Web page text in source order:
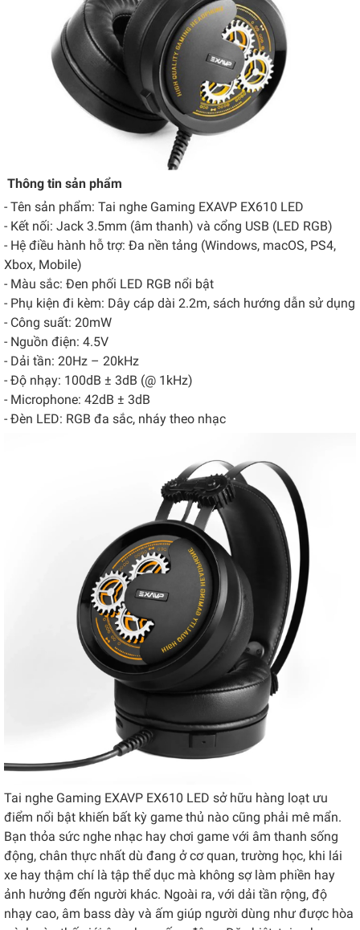
Thông tin sản phẩm
- Tên sản phẩm: Tai nghe Gaming EXAVP EX610 LED
- Kết nối: Jack 3.5mm (âm thanh) và cổng USB (LED RGB)
- Hệ điều hành hỗ trợ: Đa nền tảng (Windows, macOS, PS4,
Xbox, Mobile)
- Màu sắc: Đen phối LED RGB nổi bật
- Phụ kiện đi kèm: Dây cáp dài 2.2m, sách hướng dẫn sử dụng
- Công suất: 20mW
- Nguồn điện: 4.5V
- Dải tần: 20Hz – 20kHz
- Độ nhạy: 100dB ± 3dB (@ 1kHz)
- Microphone: 42dB ± 3dB
- Đèn LED: RGB đa sắc, nháy theo nhạc
Tai nghe Gaming EXAVP EX610 LED sở hữu hàng loạt ưu
điểm nổi bật khiến bất kỳ game thủ nào cũng phải mê mẩn.
Bạn thỏa sức nghe nhạc hay chơi game với âm thanh sống
động, chân thực nhất dù đang ở cơ quan, trường học, khi lái
xe hay thậm chí là tập thể dục mà không sợ làm phiền hay
ảnh hưởng đến người khác. Ngoài ra, với dải tần rộng, độ
nhạy cao, âm bass dày và ấm giúp người dùng như được hòa